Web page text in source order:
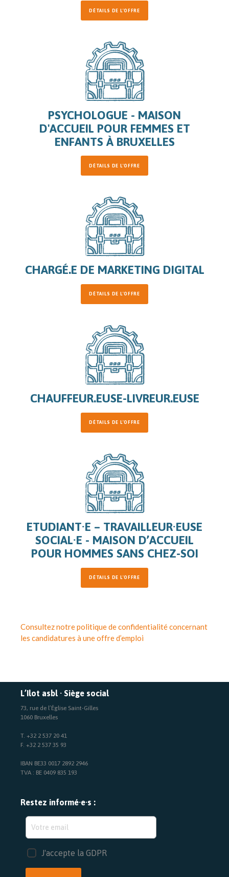
DÉTAILS DE L'OFFRE
PSYCHOLOGUE - MAISON
D'ACCUEIL POUR FEMMES ET
ENFANTS À BRUXELLES
DÉTAILS DE L'OFFRE
CHARGÉ.E DE MARKETING DIGITAL
DÉTAILS DE L'OFFRE
CHAUFFEUR.EUSE-LIVREUR.EUSE
DÉTAILS DE L'OFFRE
ETUDIANT·E – TRAVAILLEUR·EUSE
SOCIAL·E - MAISON D’ACCUEIL
POUR HOMMES SANS CHEZ-SOI
DÉTAILS DE L'OFFRE
Consultez notre politique de confidentialité concernant
les candidatures à une offre d’emploi
L’Ilot asbl · Siège social
73, rue de l’Église Saint-Gilles
1060 Bruxelles
T. +32 2 537 20 41
F. +32 2 537 35 93
IBAN BE33 0017 2892 2946
TVA : BE 0409 835 193
Restez informé·e·s :
J'accepte la GDPR